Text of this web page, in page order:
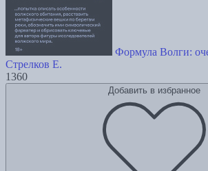
Формула Волги:
Стрелков Е.
1360
Добавить в избранное